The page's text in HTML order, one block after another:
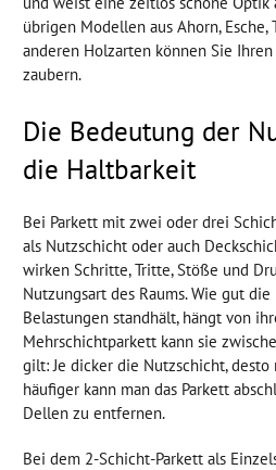
übrigen Modellen aus Ahorn, Esche,
anderen Holzarten können Sie
zaubern.
Die Bedeutung der
die Haltbarkeit
Bei Parkett mit zwei oder drei
als Nutzschicht oder auch
wirken Schritte, Tritte, Stöße und
Nutzungsart des Raums. Wie gut
Belastungen standhält, hängt von
Mehrschichtparkett kann sie
gilt: Je dicker die Nutzschicht,
häufiger kann man das Parkett
Dellen zu entfernen.
Bei dem 2-Schicht-Parkett als